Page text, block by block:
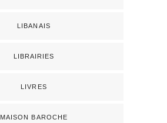
LIBANAIS
LIBRAIRIES
LIVRES
MAISON BAROCHE